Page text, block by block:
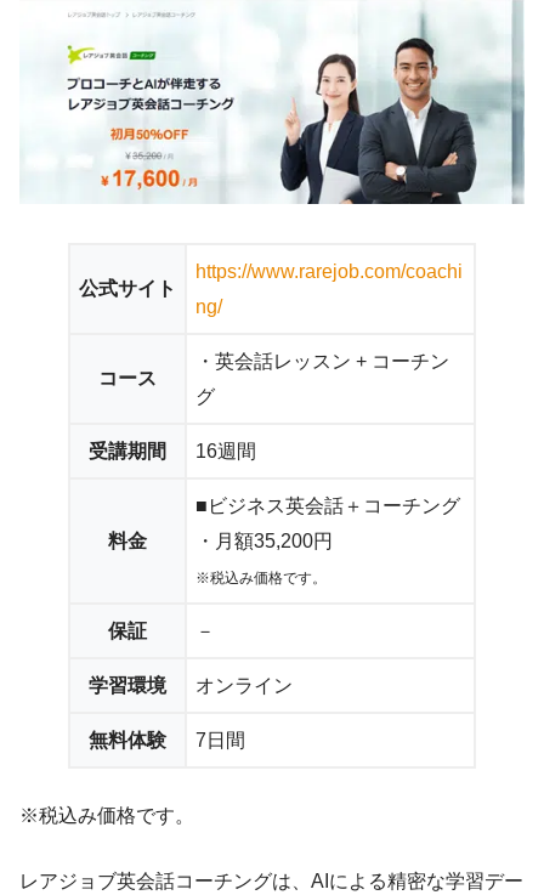
公式サイト
https://www.rarejob.com/coachi
ng/
コース
・英会話レッスン + コーチン
グ
受講期間 16週間
料金
■ビジネス英会話＋コーチング
・月額35,200円
※税込み価格です。
保証 －
学習環境 オンライン
無料体験 7日間
※税込み価格です。
レアジョブ英会話コーチングは、AIによる精密な学習デー